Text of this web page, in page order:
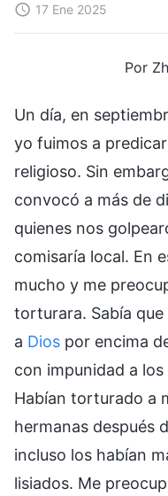
17 Ene 2025
Por
Un día, en
yo fuimos a
religioso. Sin
convocó a más de
quienes nos
comisaría local. En
mucho y me
torturara. Sabía que
a Dios por encima
con impunidad a
Habían torturado a
hermanas después
incluso los habían
lisiados. Me